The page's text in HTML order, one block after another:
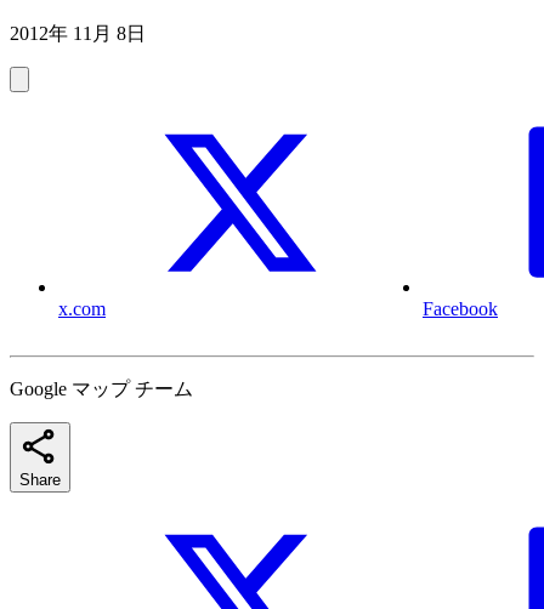
2012年 11月 8日
x.com Facebook
Google マップ チーム
Share